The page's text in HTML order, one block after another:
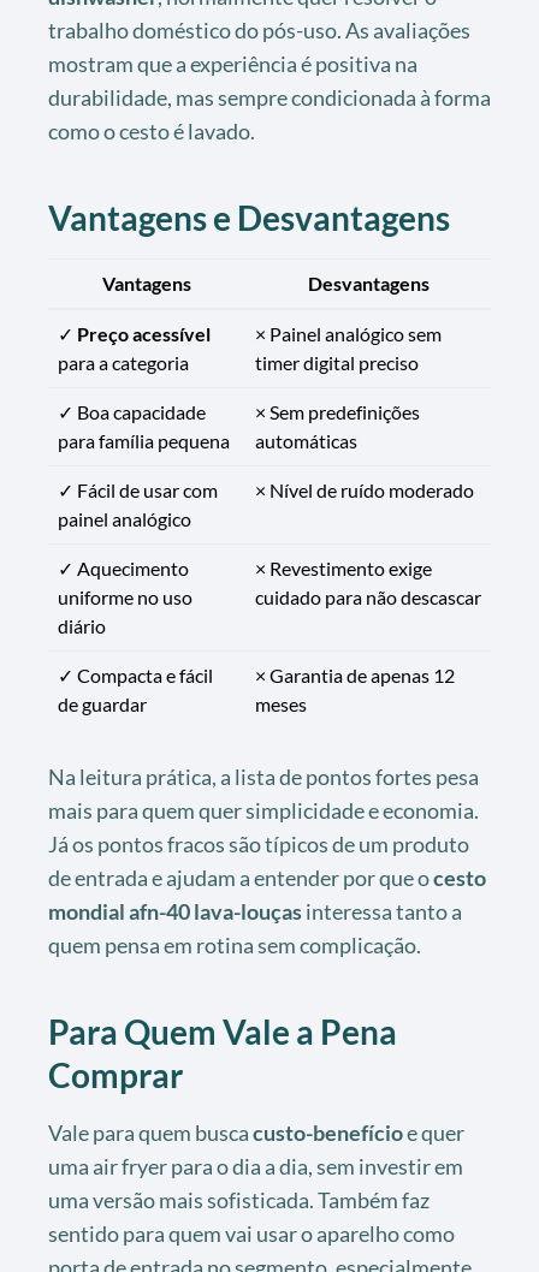
trabalho doméstico do pós-uso. As avaliações
mostram que a experiência é positiva na
durabilidade, mas sempre condicionada à forma
como o cesto é lavado.
Vantagens e Desvantagens
Vantagens Desvantagens
✓ Preço acessível
para a categoria
× Painel analógico sem
timer digital preciso
✓ Boa capacidade
para família pequena
× Sem predefinições
automáticas
✓ Fácil de usar com
painel analógico
× Nível de ruído moderado
✓ Aquecimento
uniforme no uso
diário
× Revestimento exige
cuidado para não descascar
✓ Compacta e fácil
de guardar
× Garantia de apenas 12
meses
Na leitura prática, a lista de pontos fortes pesa
mais para quem quer simplicidade e economia.
Já os pontos fracos são típicos de um produto
de entrada e ajudam a entender por que ocesto
mondial afn-40 lava-louçasinteressa tanto a
quem pensa em rotina sem complicação.
Para Quem Vale a Pena
Comprar
Vale para quem buscacusto-benefícioe quer
uma air fryer para o dia a dia, sem investir em
uma versão mais sofisticada. Também faz
sentido para quem vai usar o aparelho como